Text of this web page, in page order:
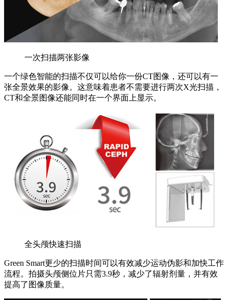
一次扫描两张影像
一个绿色智能的扫描不仅可以给你一份CT图像，还可以有一
张全景效果的影像。这意味着患者不需要进行两次X光扫描，
CT和全景图像还能同时在一个界面上显示。
全头颅快速扫描
Green Smart更少的扫描时间可以有效减少运动伪影和加快工作
流程。拍摄头颅侧位片只需3.9秒，减少了辐射剂量，并有效
提高了图像质量。